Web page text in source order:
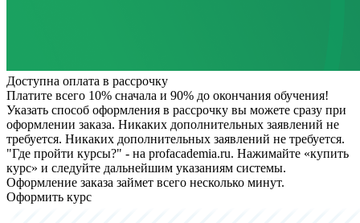
Доступна оплата в рассрочку
Платите всего 10% сначала и 90% до окончания обучения!
Указать способ оформления в рассрочку вы можете сразу при
оформлении заказа. Никаких дополнительных заявлений не
требуется. Никаких дополнительных заявлений не требуется.
"Где пройти курсы?" - на profacademia.ru. Нажимайте «купить
курс» и следуйте дальнейшим указаниям системы.
Оформление заказа займет всего несколько минут.
Оформить курс